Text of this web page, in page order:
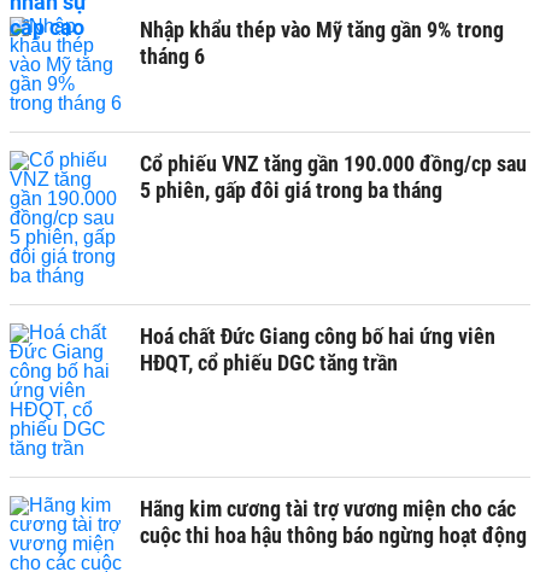
Nhập khẩu thép vào Mỹ tăng gần 9% trong
tháng 6
Cổ phiếu VNZ tăng gần 190.000 đồng/cp sau
5 phiên, gấp đôi giá trong ba tháng
Hoá chất Đức Giang công bố hai ứng viên
HĐQT, cổ phiếu DGC tăng trần
Hãng kim cương tài trợ vương miện cho các
cuộc thi hoa hậu thông báo ngừng hoạt động